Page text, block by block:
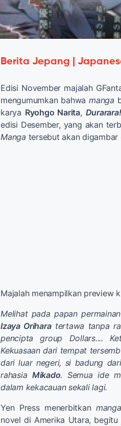
Berita Jepang |
Edisi November majalah
mengumumkan bahwamanga
karya Ryohgo Narita,
edisi Desember, yang akan
Manga tersebut akan digambar
Majalah menampilkan preview
Melihat pada papan
Izaya Oriharatertawa tanpa
pencipta group Dollars....
Kekuasaan dari tempat
dari luar negeri, si badung
rahasia Mikado. Semua ide
dalam kekacauan sekali lagi.
Yen Press menerbitkan manga
novel di Amerika Utara,